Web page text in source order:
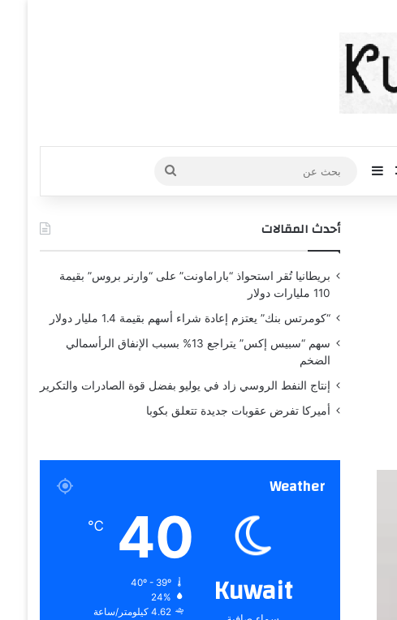
مقال عشوائي
إضافة عمود جانبي
بحث
عن
أحدث المقالات
بريطانيا تُقر استحواذ “باراماونت” على “وارنر بروس” بقيمة
110 مليارات دولار
“كومرتس بنك” يعتزم إعادة شراء أسهم بقيمة 1.4 مليار دولار
سهم “سبيس إكس” يتراجع 13% بسبب الإنفاق الرأسمالي
الضخم
إنتاج النفط الروسي زاد في يوليو بفضل قوة الصادرات والتكرير
أميركا تفرض عقوبات جديدة تتعلق بكوبا
Weather
Kuwait
40
℃
40º - 39º
24%
4.62 كيلومتر/ساعة